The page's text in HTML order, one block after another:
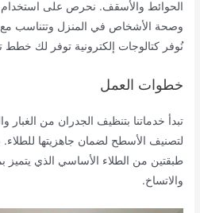
الحوائط والأسقف. نحرص على استخدام
وصحة الأشخاص في المنزل وتتناسب مع
نُوفر كتالوجات إلكترونية توفر لك
خطوات العمل
تبدأ خدماتنا بتنظيف الجدران من الغبار
لتصنيف الأسطح لضمان جاهزيتها للطلاء.
طبقتين من الطلاء الأساسي الذي يتميز
والاتساخ.